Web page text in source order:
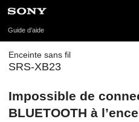
Guide d’aide
Enceinte sans fil
SRS-XB23
Impossible de
BLUETOOTH à